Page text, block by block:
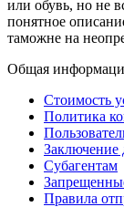
или обувь, но не
понятное
таможне на
Общая
Стоимость
Политика
Заключение
Субагентам
Правила